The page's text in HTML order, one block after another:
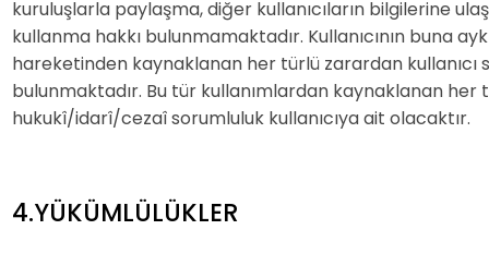
kuruluşlarla paylaşma, diğer kullanıcıların bilgilerine
kullanma hakkı bulunmamaktadır. Kullanıcının buna
hareketinden kaynaklanan her türlü zarardan kullanıcı
bulunmaktadır. Bu tür kullanımlardan kaynaklanan her
hukukî/idarî/cezaî sorumluluk kullanıcıya ait olacaktır.
4.YÜKÜMLÜLÜKLER